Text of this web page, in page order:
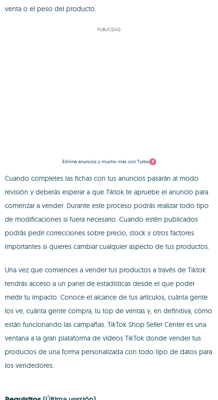
venta o el peso del producto.
PUBLICIDAD
Elimina anuncios y mucho más con Turbo
Cuando completes las fichas con tus anuncios pasarán al modo
revisión y deberás esperar a que Tiktok te apruebe el anuncio para
comenzar a vender. Durante este proceso podrás realizar todo tipo
de modificaciones si fuera necesario. Cuando estén publicados
podrás pedir correcciones sobre precio, stock y otros factores
importantes si quieres cambiar cualquier aspecto de tus productos.
Una vez que comiences a vender tus productos a través de Tiktok
tendrás acceso a un panel de estadísticas desde el que poder
medir tu impacto. Conoce el alcance de tus artículos, cuánta gente
los ve, cuánta gente compra, tu top de ventas y, en definitiva, cómo
están funcionando las campañas. TikTok Shop Seller Center es una
ventana a la gran plataforma de vídeos TikTok donde vender tus
productos de una forma personalizada con todo tipo de datos para
los vendedores.